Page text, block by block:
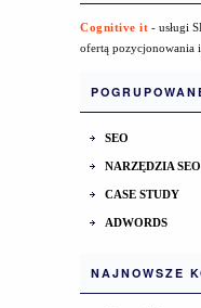
Cognitive it - usługi
ofertą pozycjonowania
SEO
NARZĘDZIA SEO
CASE STUDY
ADWORDS
NAJNOWSZE